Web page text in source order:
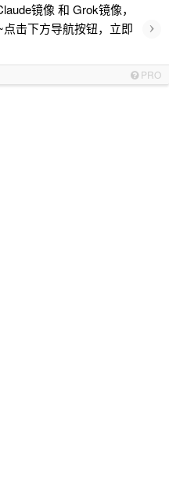
镜像 和 Grok镜像，
击下方导航按钮，立即
›
PRO